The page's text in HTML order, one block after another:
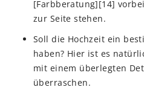
[Farbberatung][14]
zur Seite stehen.
Soll die Hochzeit ein
haben? Hier ist es
mit einem überlegten
überraschen.